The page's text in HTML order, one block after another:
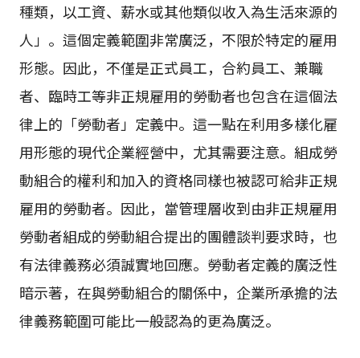
種類，以工資、薪水或其他類似收入為生活來源的
人」。這個定義範圍非常廣泛，不限於特定的雇用
形態。因此，不僅是正式員工，合約員工、兼職
者、臨時工等非正規雇用的勞動者也包含在這個法
律上的「勞動者」定義中。這一點在利用多樣化雇
用形態的現代企業經營中，尤其需要注意。組成勞
動組合的權利和加入的資格同樣也被認可給非正規
雇用的勞動者。因此，當管理層收到由非正規雇用
勞動者組成的勞動組合提出的團體談判要求時，也
有法律義務必須誠實地回應。勞動者定義的廣泛性
暗示著，在與勞動組合的關係中，企業所承擔的法
律義務範圍可能比一般認為的更為廣泛。